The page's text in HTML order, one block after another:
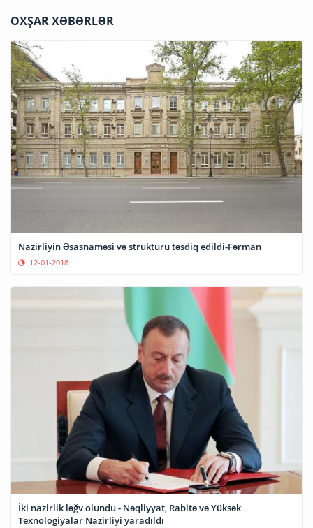
OXŞAR XƏBƏRLƏR
Nazirliyin Əsasnaməsi və strukturu təsdiq edildi-Fərman
12-01-2018
İki nazirlik ləğv olundu - Nəqliyyat, Rabitə və Yüksək
Texnologiyalar Nazirliyi yaradıldı